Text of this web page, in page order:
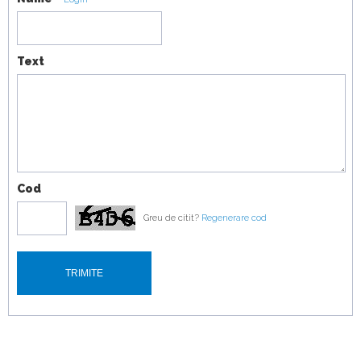
Electric vs cel mai mare avion
Text
Cod
Greu de citit? Regenerare cod